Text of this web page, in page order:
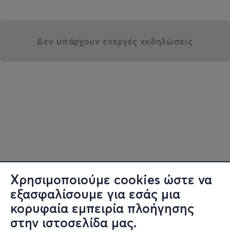
Χρησιμοποιούμε cookies ώστε να
εξασφαλίσουμε για εσάς μια
κορυφαία εμπειρία πλοήγησης
στην ιστοσελίδα μας.
Δεν υπάρχουν ενεργές εκδηλώσεις